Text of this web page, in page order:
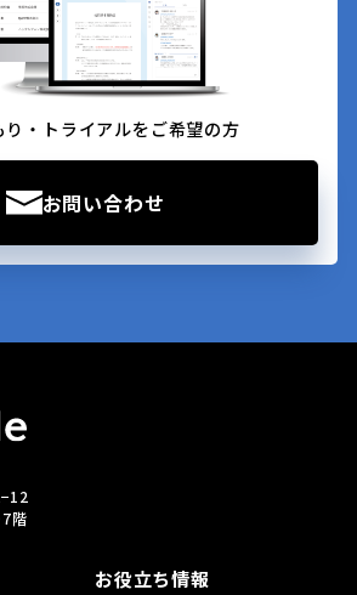
り・トライアルをご希望の方
お問い合わせ
階
お役立ち情報